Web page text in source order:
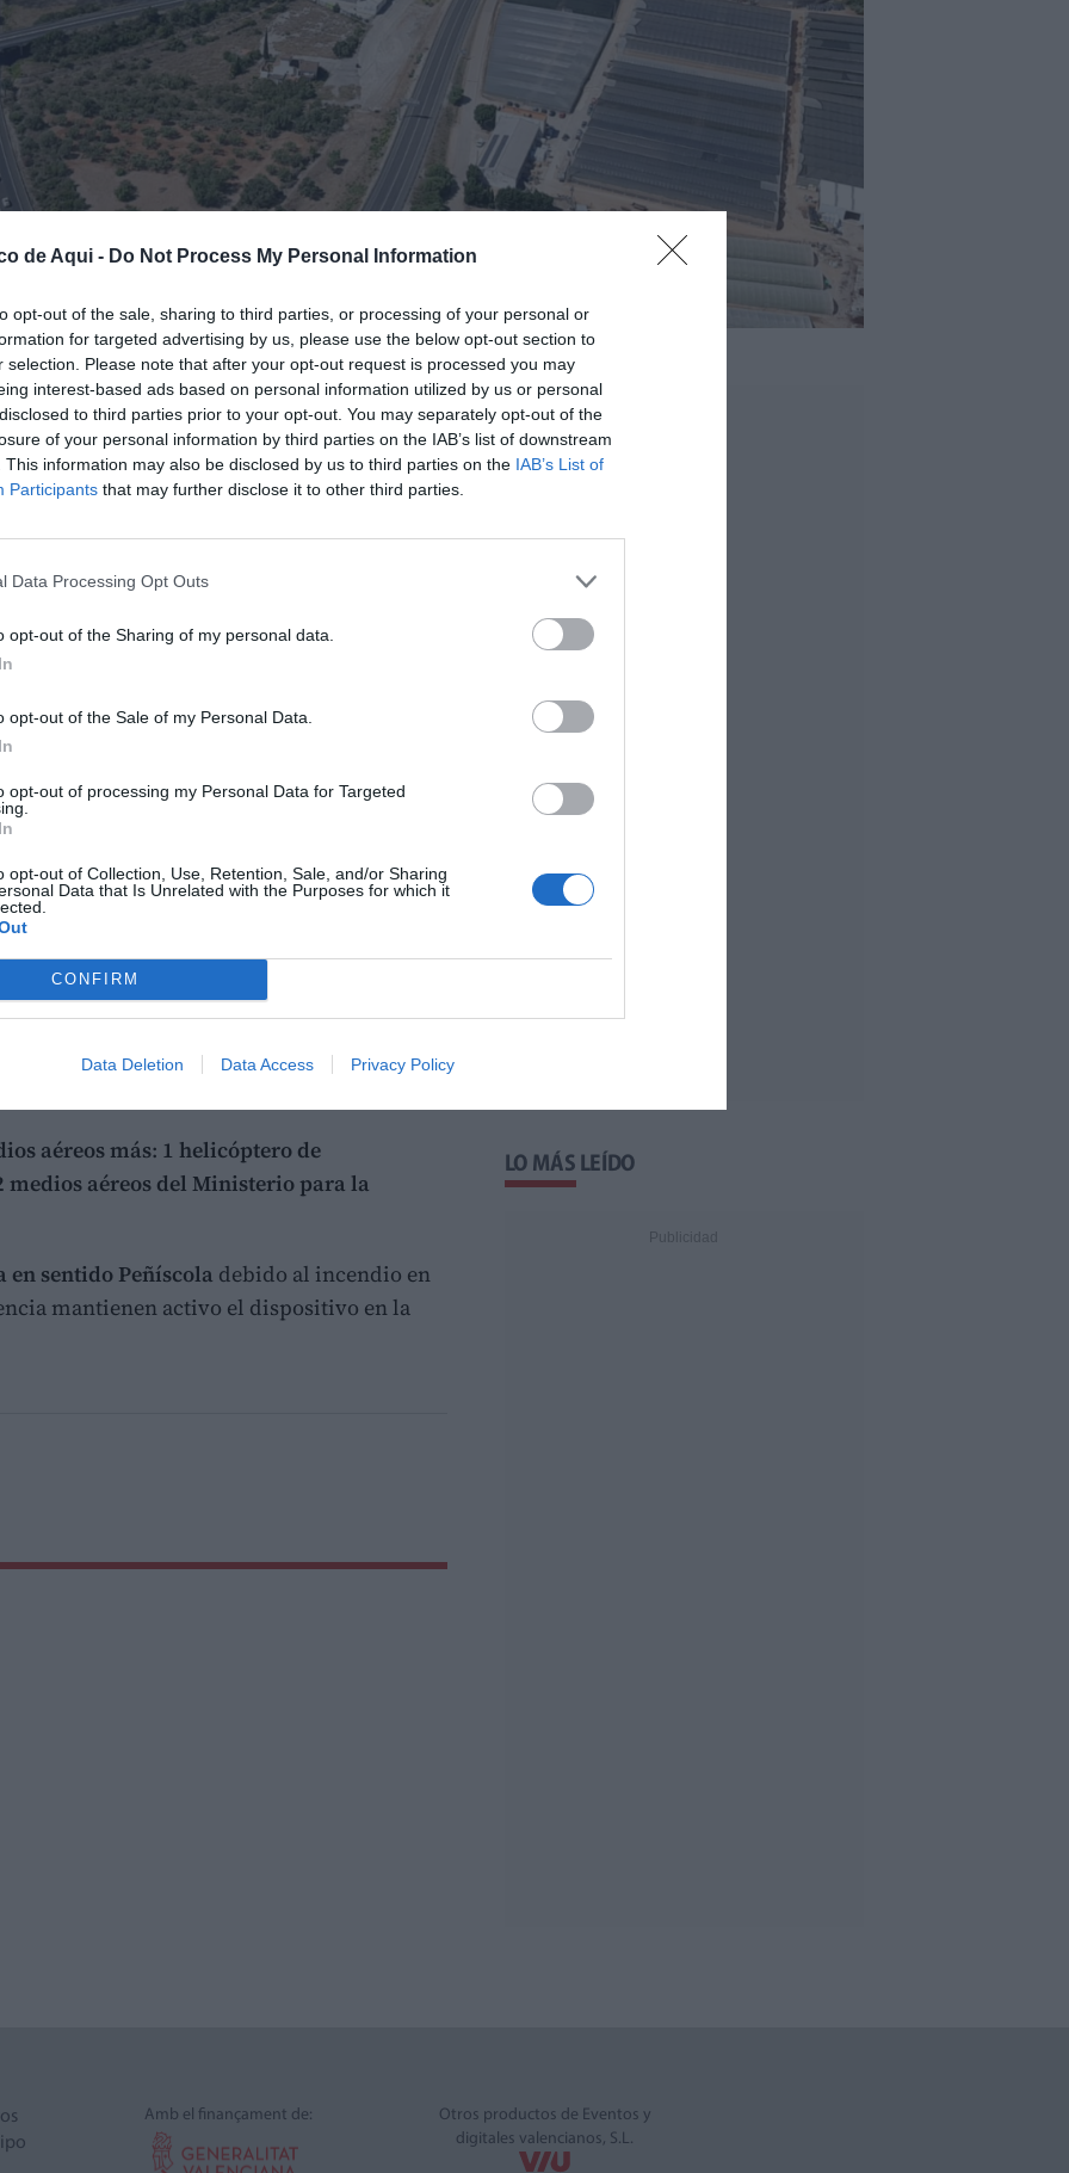
de Aqui - Do Not Process My Personal Information
opt-out of the sale, sharing to third parties, or processing of your personal or
for targeted advertising by us, please use the below opt-out section to
selection. Please note that after your opt-out request is processed you may
interest-based ads based on personal information utilized by us or personal
to third parties prior to your opt-out. You may separately opt-out of the
of your personal information by third parties on the IAB’s list of downstream
This information may also be disclosed by us to third parties on the IAB’s List of
Participants that may further disclose it to other third parties.
Data Processing Opt Outs
opt-out of the Sharing of my personal data.
opt-out of the Sale of my Personal Data.
opt-out of processing my Personal Data for Targeted
opt-out of Collection, Use, Retention, Sale, and/or Sharing
Data that Is Unrelated with the Purposes for which it
CONFIRM
Data Deletion Data Access Privacy Policy
la AP-7 de Peñíscola.
fuente preferida de Google de forma gratuita.
a su paso por Peñíscola, en la provincia de
del incendio de un camión que
a la vía.
Forestals
2 unidades terrestres y 1
. Poco después, el operativo se reforzó
medioambientales
Dipcastambién movilizó recursos propios
a la vegetación colindante a la
dotaciones del parque del Baix Maestraty1
. Con la evolución del incendio, el
de GVA Bombers Forestals,2 medios de
de Bomberos Forestales (UBF)
aéreos más: 1 helicóptero de
medios aéreos del Ministerio para la
en sentido Peñíscola debido al incendio en
mantienen activo el dispositivo en la
LO MÁS LEÍDO
Amb el finançament de:
Otros productos de Eventos y
digitales valencianos, S.L.